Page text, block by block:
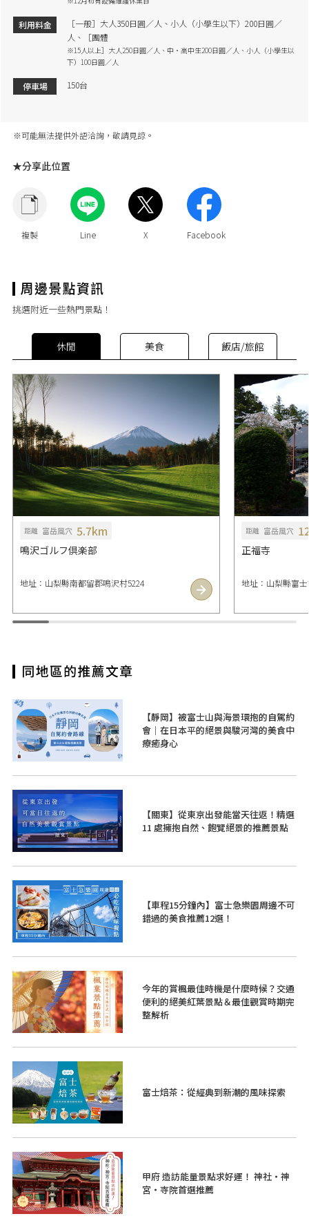
利用料金
［一般］大人350日圓／人、小人（小學生以下）200日圓／
人、［團體
※15人以上］大人250日圓／人、中・高中生200日圓／人、小人（小學生以
下）100日圓／人
停車場 150台
※可能無法提供外語洽詢，敬請見諒。
★分享此位置
挑選附近一些熱門景點！
休閒 美食 飯店/旅館
距離 富岳風穴 5.7km
鳴沢ゴルフ倶楽部
地址：山梨縣南都留郡鳴沢村5224
距離 富岳風穴
正福寺
地址：山梨縣富
【靜岡】被富士山與海景環抱的自駕約
會｜在日本平的絕景與駿河灣的美食中
療癒身心
【關東】從東京出發能當天往返！精選
11 處擁抱自然、飽覽絕景的推薦景點
【車程15分鐘內】富士急樂園周邊不可
錯過的美食推薦12選！
今年的賞楓最佳時機是什麼時候？交通
便利的絕美紅葉景點＆最佳觀賞時期完
整解析
富士焙茶：從經典到新潮的風味探索
甲府 造訪能量景點求好運！ 神社・神
宮・寺院首選推薦